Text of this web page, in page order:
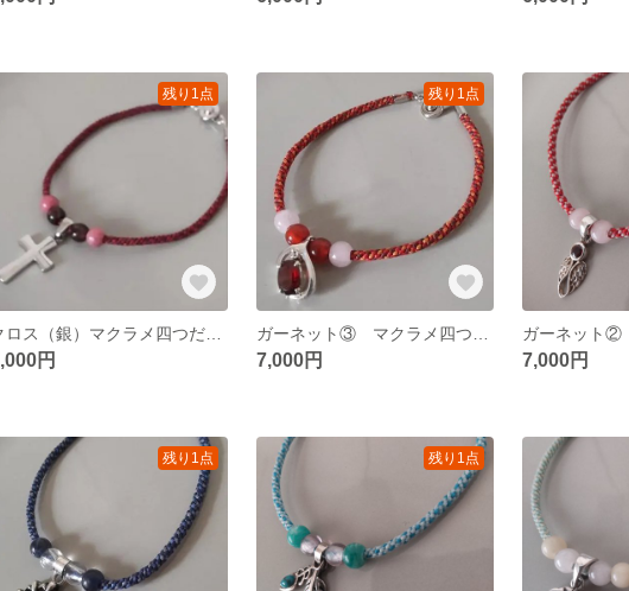
残り1点
クロス（銀）マクラメ四つだたみ編みブレスレット
円
残り1点
7,000円 7,000円
残り1点 残り1点